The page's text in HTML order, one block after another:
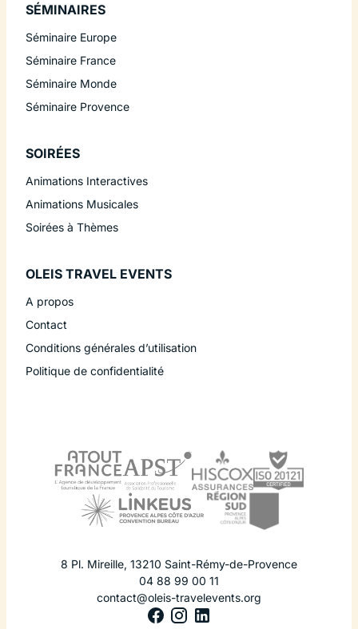
SÉMINAIRES
Séminaire Europe
Séminaire France
Séminaire Monde
Séminaire Provence
SOIRÉES
Animations Interactives
Animations Musicales
Soirées à Thèmes
OLEIS TRAVEL EVENTS
A propos
Contact
Conditions générales d’utilisation
Politique de confidentialité
8 Pl. Mireille, 13210 Saint-Rémy-de-Provence
04 88 99 00 11
contact@oleis-travelevents.org